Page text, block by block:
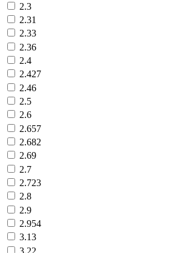
2.3
2.31
2.33
2.36
2.4
2.427
2.46
2.5
2.6
2.657
2.682
2.69
2.7
2.723
2.8
2.9
2.954
3.13
3.22